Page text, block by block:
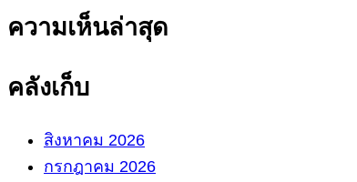
ความเห็นล่าสุด
คลังเก็บ
สิงหาคม 2026
กรกฎาคม 2026